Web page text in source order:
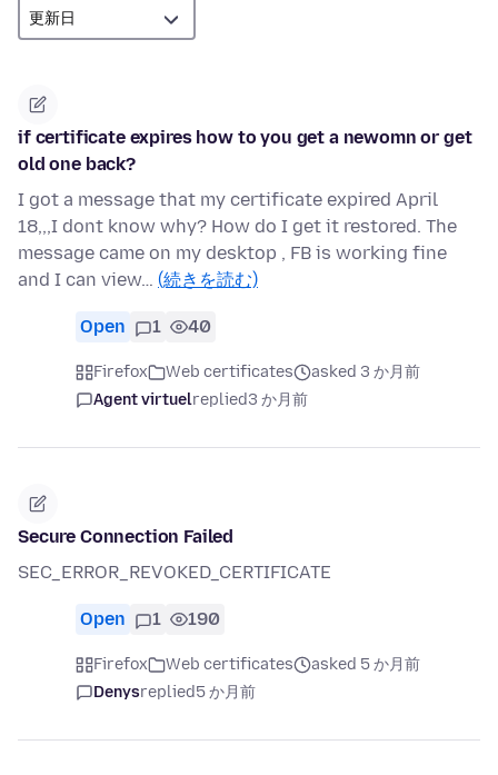
if certificate expires how to you get a newomn or get
old one back?
I got a message that my certificate expired April
18,,,I dont know why? How do I get it restored. The
message came on my desktop , FB is working fine
and I can view… (続きを読む)
Open 1 40
Firefox Web certificates
asked 3 か月前
Agent virtuelreplied3 か月前
Secure Connection Failed
SEC_ERROR_REVOKED_CERTIFICATE
Open 1 190
Firefox Web certificates
asked 5 か月前
Denysreplied5 か月前